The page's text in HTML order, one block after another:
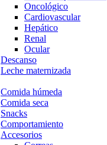
Oncológico
Cardiovascular
Hepático
Renal
Ocular
Descanso
Leche maternizada
Comida húmeda
Comida seca
Snacks
Comportamiento
Accesorios